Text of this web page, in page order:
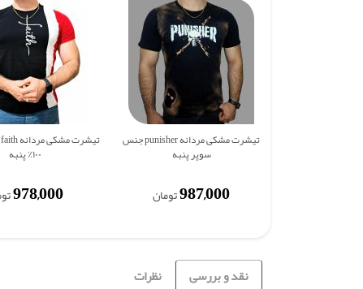
تیشرت مشکی مردانه punisher جنس
سوپر پنبه
987,000تومان
۱۰۰٪ پنبه
978,000
نقد و بررسی نظرات